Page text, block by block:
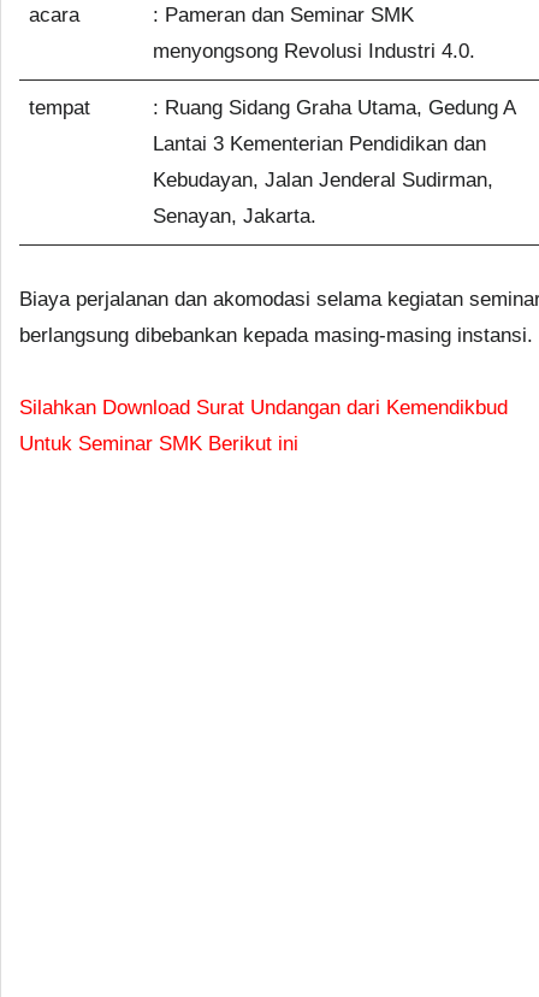
acara
: Pameran dan Seminar SMK
menyongsong Revolusi Industri 4.0.
tempat
: Ruang Sidang Graha Utama, Gedung A
Lantai 3 Kementerian Pendidikan dan
Kebudayan, Jalan Jenderal Sudirman,
Senayan, Jakarta.
Biaya perjalanan dan akomodasi selama kegiatan
berlangsung dibebankan kepada masing-masing instansi.
Silahkan Download Surat Undangan dari Kemendikbud
Untuk Seminar SMK Berikut ini